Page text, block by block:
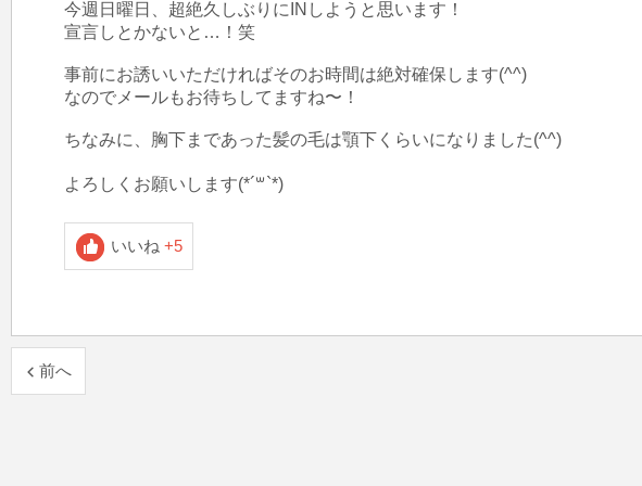
今週日曜日、超絶久しぶりにINしようと思います！
宣言しとかないと…！笑
事前にお誘いいただければそのお時間は絶対確保します(^^)
なのでメールもお待ちしてますね〜！
ちなみに、胸下まであった髪の毛は顎下くらいになりました(^^)
よろしくお願いします(*´꒳`*)
いいね +5
前へ